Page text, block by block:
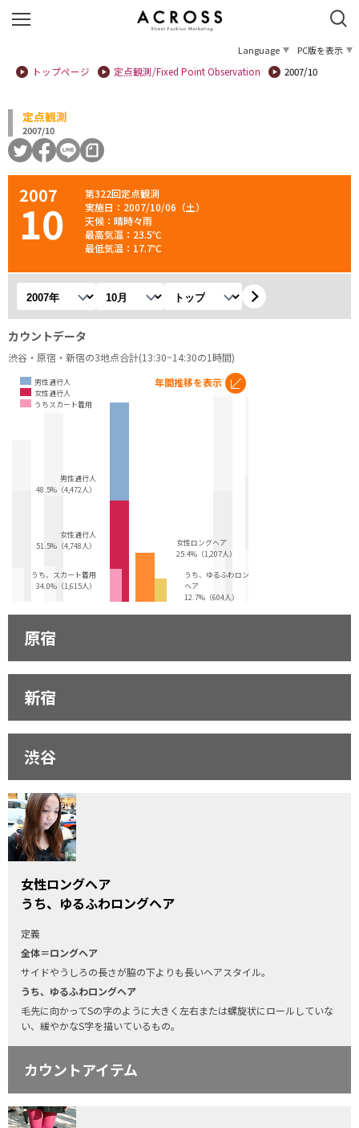
Language
PC版を表示
トップページ
定点観測/Fixed Point Observation 2007/10
定点観測
2007/10
2007
10
第322回定点観測
実施日：2007/10/06（土）
天候：晴時々雨
最高気温：23.5℃
最低気温：17.7℃
年を選択 月を選択 観測地を選択
カウントデータ
渋谷・原宿・新宿の3地点合計(13:30~14:30の1時間)
男性通行人
女性通行人
うちスカート着用
年間推移を表示
男性通行人
48.5%（4,472人）
女性通行人
51.5%（4,748人）
うち、スカート着用
34.0%（1,615人）
女性ロングヘア
25.4%（1,207人）
うち、ゆるふわロング
ヘア
12.7%（604人）
原宿
新宿
渋谷
女性ロングヘア
うち、ゆるふわロングヘア
定義
全体＝ロングヘア
サイドやうしろの長さが脇の下よりも長いヘアスタイル。
うち、ゆるふわロングヘア
毛先に向かってSの字のように大きく左右または螺旋状にロールしていな
い、緩やかなS字を描いているもの。
カウントアイテム